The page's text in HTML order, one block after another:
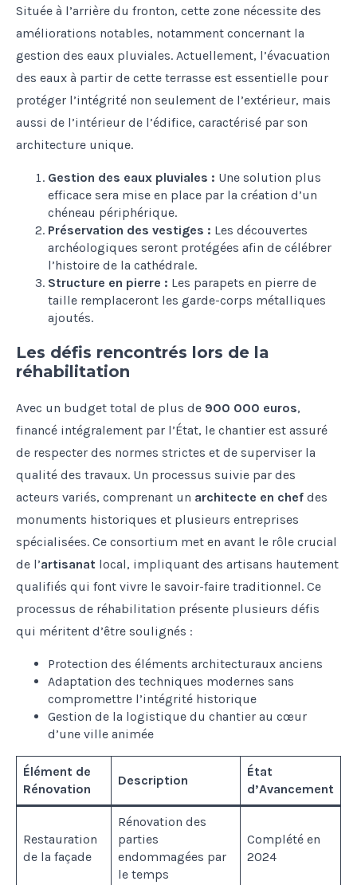
Située à l’arrière du fronton, cette zone nécessite des
améliorations notables, notamment concernant la
gestion des eaux pluviales. Actuellement, l’évacuation
des eaux à partir de cette terrasse est essentielle pour
protéger l’intégrité non seulement de l’extérieur, mais
aussi de l’intérieur de l’édifice, caractérisé par son
architecture unique.
Gestion des eaux pluviales : Une solution plus
efficace sera mise en place par la création d’un
chéneau périphérique.
Préservation des vestiges : Les découvertes
archéologiques seront protégées afin de célébrer
l’histoire de la cathédrale.
Structure en pierre : Les parapets en pierre de
taille remplaceront les garde-corps métalliques
ajoutés.
Les défis rencontrés lors de la
réhabilitation
Avec un budget total de plus de 900 000 euros,
financé intégralement par l’État, le chantier est assuré
de respecter des normes strictes et de superviser la
qualité des travaux. Un processus suivie par des
acteurs variés, comprenant un architecte en chef des
monuments historiques et plusieurs entreprises
spécialisées. Ce consortium met en avant le rôle crucial
de l’artisanat local, impliquant des artisans hautement
qualifiés qui font vivre le savoir-faire traditionnel. Ce
processus de réhabilitation présente plusieurs défis
qui méritent d’être soulignés :
Protection des éléments architecturaux anciens
Adaptation des techniques modernes sans
compromettre l’intégrité historique
Gestion de la logistique du chantier au cœur
d’une ville animée
Élément de
Rénovation
Description
État
d’Avancement
Restauration
de la façade
Rénovation des
parties
endommagées par
le temps
Complété en
2024